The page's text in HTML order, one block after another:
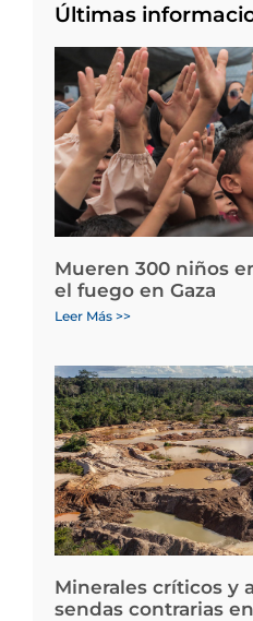
Últimas
Mueren 300 niños
el fuego en Gaza
Leer Más >>
Minerales críticos y
sendas contrarias